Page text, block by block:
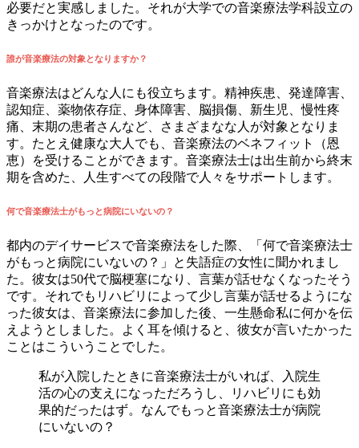
必要だと実感しました。それが大学での音楽療法学科設立の
きっかけとなったのです。
誰が音楽療法の対象となりますか？
音楽療法はどんな人にも役立ちます。精神疾患、発達障害、
認知症、薬物依存症、身体障害、脳損傷、新生児、慢性疼
痛、末期の患者さんなど、さまざまなな人が対象となりま
す。たとえ健康な大人でも、音楽療法のベネフィット（恩
恵）を受けることができます。音楽療法士は出生前から終末
期を含めた、人生すべての段階で人々をサポートします。
何で音楽療法士がもっと病院にいないの？
都内のデイサービスで音楽療法をした際、「何で音楽療法士
がもっと病院にいないの？」と失語症の女性に聞かれまし
た。彼女は50代で脳梗塞になり、言葉が話せなくなったそう
です。それでもリハビリによって少し言葉が話せるようにな
った彼女は、音楽療法に参加した後、一生懸命私に何かを伝
えようとしました。よく耳を傾けると、彼女が言いたかった
ことはこういうことでした。
私が入院したときに音楽療法士がいれば、入院生
活の心の支えになっただろうし、リハビリにも効
果的だったはず。なんでもっと音楽療法士が病院
にいないの？